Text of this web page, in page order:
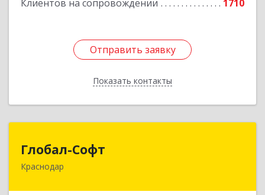
Клиентов на сопровождении 1710
Отправить заявку
Показать контакты
Отправить заявку
Назад
Глобал-Софт
Краснодар350018, Краснодарский край, Краснодар г,